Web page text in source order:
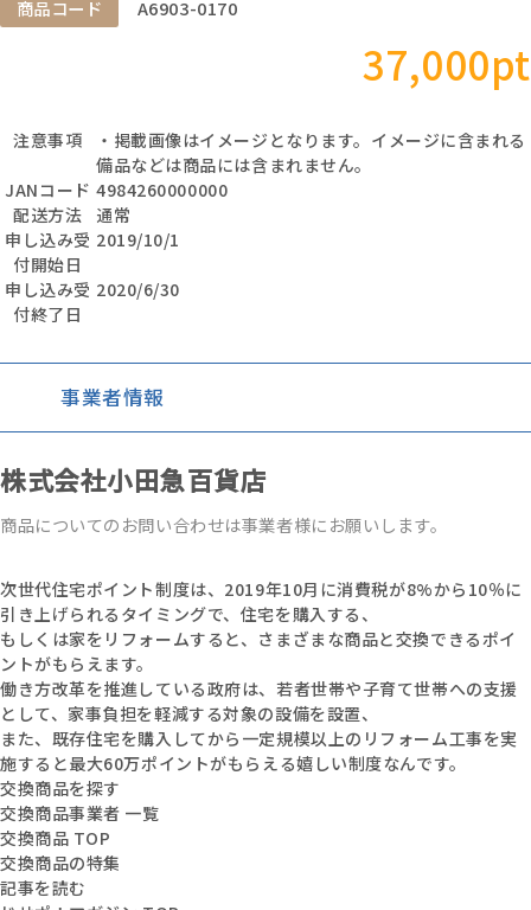
商品コード A6903-0170
37,000pt
注意事項
・掲載画像はイメージとなります。イメージに含まれる
備品などは商品には含まれません。
JANコード 4984260000000
配送方法
通常
申し込み受
付開始日
2019/10/1
申し込み受
付終了日
2020/6/30
事業者情報
株式会社小田急百貨店
商品についてのお問い合わせは事業者様にお願いします。
次世代住宅ポイント制度は、2019年10月に消費税が8%から10％に
引き上げられるタイミングで、住宅を購入する、
もしくは家をリフォームすると、さまざまな商品と交換できるポイ
ントがもらえます。
働き方改革を推進している政府は、若者世帯や子育て世帯への支援
として、家事負担を軽減する対象の設備を設置、
また、既存住宅を購入してから一定規模以上のリフォーム工事を実
施すると最大60万ポイントがもらえる嬉しい制度なんです。
交換商品を探す
交換商品事業者 一覧
交換商品 TOP
交換商品の特集
記事を読む